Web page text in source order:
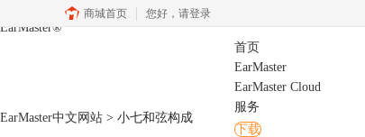
商城首页 您好， 请登录
EarMaster®
首页
EarMaster
EarMaster Cloud
服务
下载
EarMaster中文网站 > 小七和弦构成